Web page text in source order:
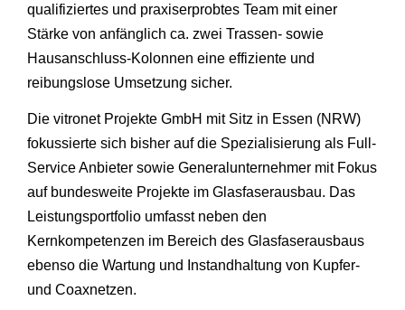
qualifiziertes und praxiserprobtes Team mit einer
Stärke von anfänglich ca. zwei Trassen- sowie
Hausanschluss-Kolonnen eine effiziente und
reibungslose Umsetzung sicher.
Die vitronet Projekte GmbH mit Sitz in Essen (NRW)
fokussierte sich bisher auf die Spezialisierung als Full-
Service Anbieter sowie Generalunternehmer mit Fokus
auf bundesweite Projekte im Glasfaserausbau. Das
Leistungsportfolio umfasst neben den
Kernkompetenzen im Bereich des Glasfaserausbaus
ebenso die Wartung und Instandhaltung von Kupfer-
und Coaxnetzen.